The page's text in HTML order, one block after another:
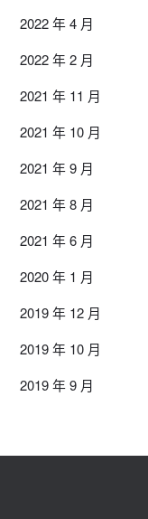
2022 年 4 月
2022 年 2 月
2021 年 11 月
2021 年 10 月
2021 年 9 月
2021 年 8 月
2021 年 6 月
2020 年 1 月
2019 年 12 月
2019 年 10 月
2019 年 9 月